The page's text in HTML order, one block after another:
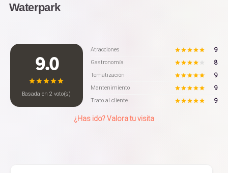
Waterpark
9.0
Basada en2 voto(s)
Atracciones 9
Gastronomía 8
Tematización 9
Mantenimiento 9
Trato al cliente 9
¿Has ido? Valora tu visita